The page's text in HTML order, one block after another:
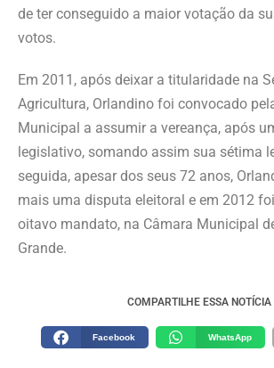
de ter conseguido a maior votação da
votos.
Em 2011, após deixar a titularidade na
Agricultura, Orlandino foi convocado
Municipal a assumir a vereança, após
legislativo, somando assim sua sétima
seguida, apesar dos seus 72 anos,
mais uma disputa eleitoral e em 2012
oitavo mandato, na Câmara Municipal
Grande.
COMPARTILHE ESSA NOTÍCIA
Facebook WhatsApp